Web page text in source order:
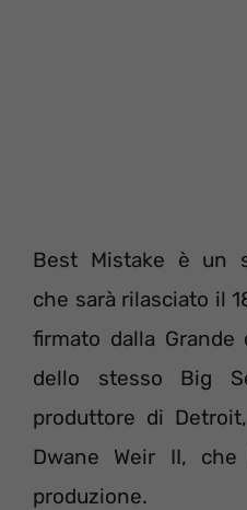
Best Mistake è un
che sarà rilasciato il
firmato dalla Grande
dello stesso Big
produttore di
Dwane Weir II,
produzione.